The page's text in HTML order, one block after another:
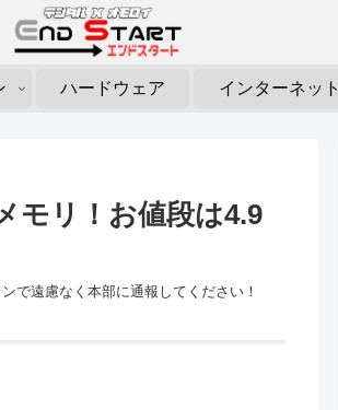
ハードウェア インターネット
モリ！お値段は4.9
で遠慮なく本部に通報してください！